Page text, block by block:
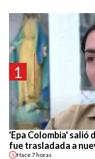
1
'Epa Colombia' salió
fue trasladada a
Hace7 horas